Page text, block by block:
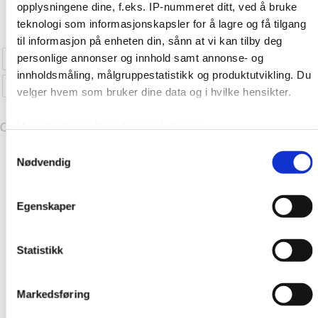
opplysningene dine, f.eks. IP-nummeret ditt, ved å bruke
teknologi som informasjonskapsler for å lagre og få tilgang
til informasjon på enheten din, sånn at vi kan tilby deg
personlige annonser og innhold samt annonse- og
innholdsmåling, målgruppestatistikk og produktutvikling. Du
velger hvem som bruker dine data og i hvilke hensikter.
beliggenheten din, som kan være nøyaktig innenfor
Identifisere enheten din ved å aktivt skanne den for
bestemte karakteristikker (fingeravtrykk)
data behandles og hvordan du kan velge hvordan de skal
Nødvendig
Egenskaper
Statistikk
Markedsføring
var:
kr 449,00.
er:
kr 225,00.
Kjøp nå!
Dette
produktet
har
flere
varianter.
XS S M L
XL
Clear
Kjøp nå!
produktet
har
flere
varianter.
S M L XL
Clear